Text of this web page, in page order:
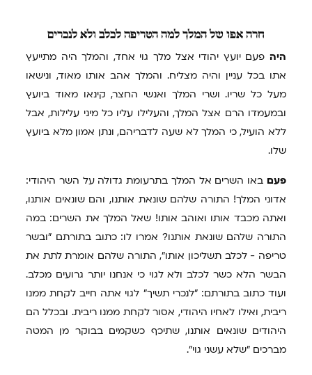
חרה אפו של המלך למה הטריפה לכלב ולא לנכרים
היה פעם יועץ יהודי אצל מלך גוי אחד, והמלך היה מתייעץ
אתו בכל עניין והיה מצליח. והמלך אהב אותו מאוד, ונישאו
מעל כל שריו. ושרי המלך ואנשי החצר, קינאו מאוד ביועץ
ובמעמדו הרם אצל המלך, והעלילו עליו כל מיני עלילות, אבל
ללא הועיל, כי המלך לא שעה לדבריהם, ונתן אמון מלא ביועץ
שלו.
פעם באו השרים אל המלך בתרעומת גדולה על השר היהודי:
אדוני המלך! התורה שלהם שונאת אותנו, והם שונאים אותנו,
ואתה מכבד אותו ואוהב אותו! שאל המלך את השרים: במה
התורה שלהם שונאת אותנו? אמרו לו: כתוב בתורתם "ובשר
טריפה - לכלב תשליכון אותו", התורה שלהם אומרת לתת את
הבשר הלא כשר לכלב ולא לגוי כי אנחנו יותר גרועים מכלב.
ועוד כתוב בתורתם: "לנכרי תשיך" לגוי אתה חייב לקחת ממנו
ריבית, ואילו לאחיו היהודי, אסור לקחת ממנו ריבית. ובכלל הם
היהודים שונאים אותנו, שתיכף כשקמים בבוקר מן המטה
מברכים "שלא עשני גוי".